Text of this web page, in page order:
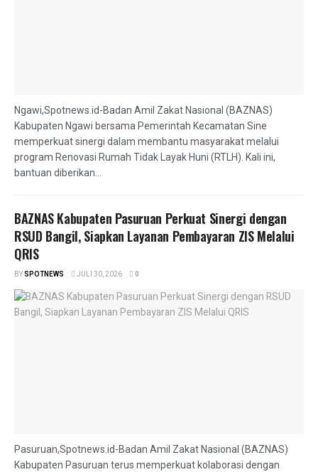
Ngawi,Spotnews.id-Badan Amil Zakat Nasional (BAZNAS)
Kabupaten Ngawi bersama Pemerintah Kecamatan Sine
memperkuat sinergi dalam membantu masyarakat melalui
program Renovasi Rumah Tidak Layak Huni (RTLH). Kali ini,
bantuan diberikan...
BAZNAS Kabupaten Pasuruan Perkuat Sinergi dengan
RSUD Bangil, Siapkan Layanan Pembayaran ZIS Melalui
QRIS
BYSPOTNEWS JULI 30, 2026 0
Pasuruan,Spotnews.id-Badan Amil Zakat Nasional (BAZNAS)
Kabupaten Pasuruan terus memperkuat kolaborasi dengan